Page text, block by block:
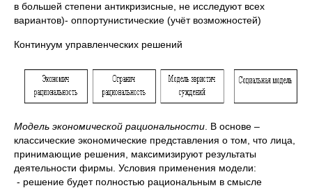
в большей степени антикризисные, не исследуют всех
вариантов)- оппортунистические (учёт возможностей)
Континуум управленческих решений
Модель экономической рациональности . В основе –
классические экономические представления о том, что лица,
принимающие решения, максимизируют результаты
деятельности фирмы. Условия применения модели:
- решение будет полностью рациональным в смысле